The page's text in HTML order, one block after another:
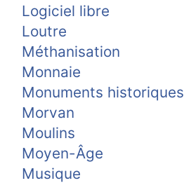
Logiciel libre
Loutre
Méthanisation
Monnaie
Monuments historiques
Morvan
Moulins
Moyen-Âge
Musique